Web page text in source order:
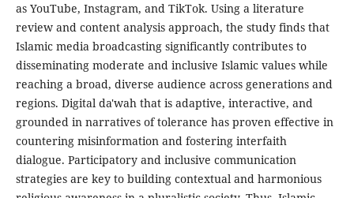
as YouTube, Instagram, and TikTok. Using a literature
review and content analysis approach, the study finds that
Islamic media broadcasting significantly contributes to
disseminating moderate and inclusive Islamic values while
reaching a broad, diverse audience across generations and
regions. Digital da'wah that is adaptive, interactive, and
grounded in narratives of tolerance has proven effective in
countering misinformation and fostering interfaith
dialogue. Participatory and inclusive communication
strategies are key to building contextual and harmonious